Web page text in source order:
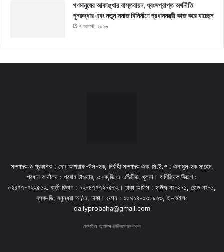
গণমানুষের আকাঙ্খার বাস্তবায়ন, ধ্বংসপ্রাপ্ত অর্থনীতি
পুনরুদ্ধার এবং নতুন সমাজ বিনির্মাণে প্রধানমন্ত্রী কাজ করে যাচ্ছেন
৭ আগস্ট, ২০২৬
সম্পাদক ও প্রকাশক : মোঃ আশরাফ-উল-হক, নির্বাহী সম্পাদক এবং সি.ই.ও : এনামুল হক সাহেদ,
প্রধান কার্যালয় : প্রবাহ টাওয়ার, ৩ কে,ডি,এ এভিনিউ, খুলনা। বাণিজ্যিক বিভাগ :
০২৪৭৭-৭২২৫৫২. বার্তা বিভাগ : ০২-৪৭৭৭২০৫৩২। ঢাকা অফিস : হাউজ নং-২০১, রোড নং-৫,
ব্লক-ডি, বসুন্ধরা আ/এ, ঢাকা। ফোন : ০১৭১৪-০৩৮৮২৩, ই-মেইল:
dailyprobaha@gmail.com
মোবাইল অ্যাপস ডাউনলোড করুন